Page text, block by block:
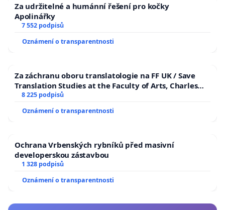
Za udržitelné a humánní řešení pro kočky
Apolinářky
7 552 podpisů
Oznámení o transparentnosti
Za záchranu oboru translatologie na FF UK / Save
Translation Studies at the Faculty of Arts, Charles
University
8 225 podpisů
Oznámení o transparentnosti
Ochrana Vrbenských rybníků před masivní
developerskou zástavbou
1 328 podpisů
Oznámení o transparentnosti